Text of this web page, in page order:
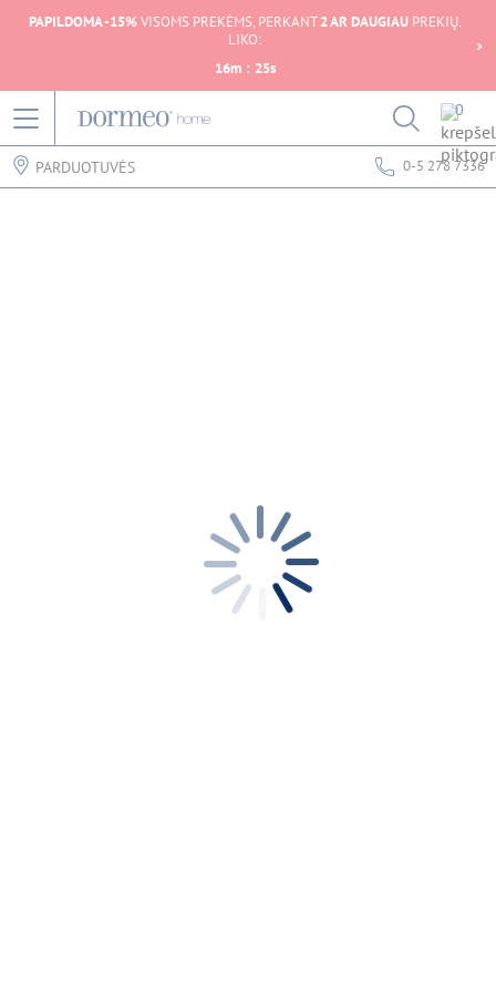
PAPILDOMA -15%VISOMS PREKĖMS, PERKANT2 AR DAUGIAUPREKIŲ.
LIKO:
16m : 25s
0
PARDUOTUVĖS 0-5 278 7336